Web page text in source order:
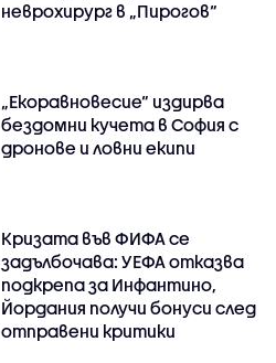
неврохирург в „Пирогов“
„Екоравновесие“ издирва
бездомни кучета в София с
дронове и ловни екипи
Кризата във ФИФА се
задълбочава: УЕФА отказва
подкрепа за Инфантино,
Йордания получи бонуси след
отправени критики